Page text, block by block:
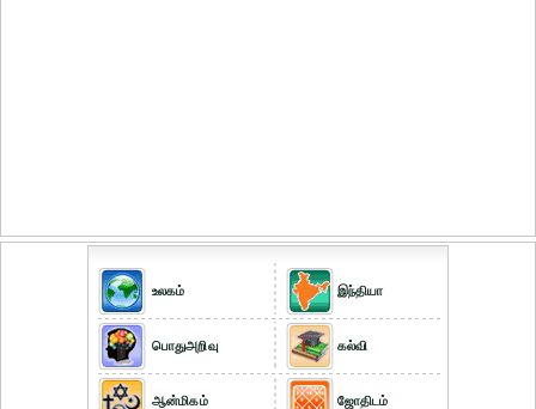
உலகம்
பொதுஅறிவு
ஆன்மிகம்
இந்தியா
கல்வி
ஜோதிடம்